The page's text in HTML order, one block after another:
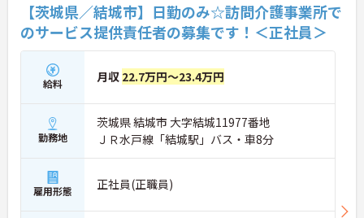
【茨城県／結城市】日勤のみ☆訪問介護事業所で
のサービス提供責任者の募集です！＜正社員＞
給料 月収 22.7万円～23.4万円
勤務地
茨城県 結城市 大字結城11977番地
ＪＲ水戸線「結城駅」バス・車8分
雇用形態 正社員(正職員)